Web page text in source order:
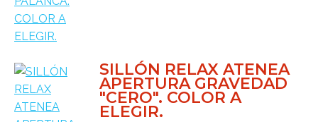
SILLÓN RELAX ATENEA
APERTURA GRAVEDAD
"CERO". COLOR A
ELEGIR.